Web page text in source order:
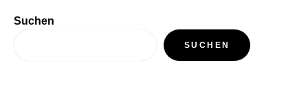
Suchen
SUCHEN